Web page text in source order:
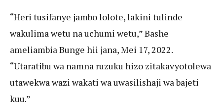
“Heri tusifanye jambo lolote, lakini tulinde
wakulima wetu na uchumi wetu,” Bashe
ameliambia Bunge hii jana, Mei 17, 2022.
“Utaratibu wa namna ruzuku hizo zitakavyotolewa
utawekwa wazi wakati wa uwasilishaji wa bajeti
kuu.”